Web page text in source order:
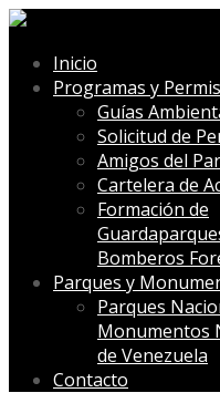
Inicio
Programas y
Guías
Solicitud de
Amigos del
Cartelera de
Formación de
Bomberos
Parques y
Parques
Monumentos
de Venezuela
Contacto